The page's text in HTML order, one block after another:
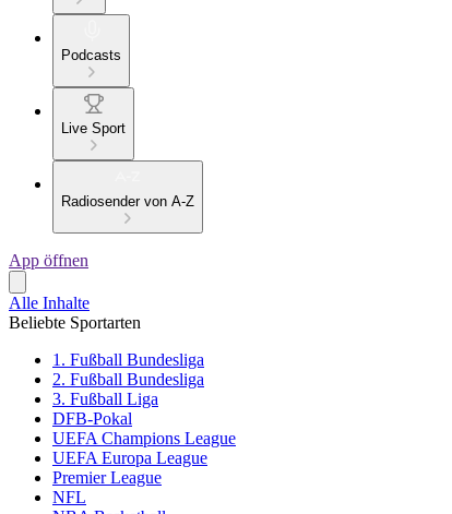
Podcasts
Live Sport
Radiosender von A-Z
App öffnen
Alle Inhalte
Beliebte Sportarten
1. Fußball Bundesliga
2. Fußball Bundesliga
3. Fußball Liga
DFB-Pokal
UEFA Champions League
UEFA Europa League
Premier League
NFL